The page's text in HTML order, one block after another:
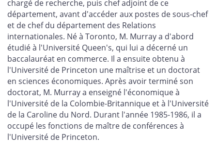
chargé de recherche, puis chef adjoint de ce
département, avant d'accéder aux postes de sous-chef
et de chef du département des Relations
internationales. Né à Toronto, M. Murray a d'abord
étudié à l'Université Queen's, qui lui a décerné un
baccalauréat en commerce. Il a ensuite obtenu à
l'Université de Princeton une maîtrise et un doctorat
en sciences économiques. Après avoir terminé son
doctorat, M. Murray a enseigné l'économique à
l'Université de la Colombie-Britannique et à l'Université
de la Caroline du Nord. Durant l'année 1985-1986, il a
occupé les fonctions de maître de conférences à
l'Université de Princeton.